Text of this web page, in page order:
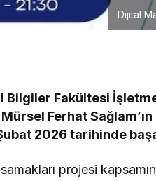
Dijital
Fakültesi
Ferhat
2026 tarihinde
projesi